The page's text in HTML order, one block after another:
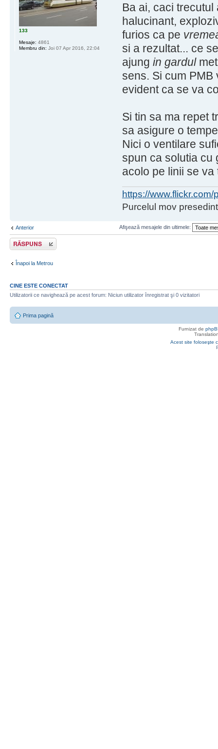
Ba ai, caci
halucinant,
furios ca pe
si a rezultat... ce
ajung in gardul
sens. Si cum
evident ca se va
Si tin sa ma repet
sa asigure o
Nici o ventilare
spun ca solutia cu
acolo pe linii se
https://
Purcelul mov
133
Mesaje: 4861
Membru din: Joi 07 Apr 2016, 22:04
Anterior Afişează mesajele din ultimele:
Răspunde
Înapoi la Metrou
CINE ESTE CONECTAT
Utilizatorii ce navighează pe acest forum: Niciun utilizator înregistrat şi 0 vizitatori
Prima pagină
Furnizat de
Acest site foloseşte